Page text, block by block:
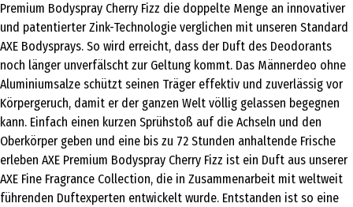
Premium Bodyspray Cherry Fizz die doppelte Menge an innovativer
und patentierter Zink-Technologie verglichen mit unseren Standard
AXE Bodysprays. So wird erreicht, dass der Duft des Deodorants
noch länger unverfälscht zur Geltung kommt. Das Männerdeo ohne
Aluminiumsalze schützt seinen Träger effektiv und zuverlässig vor
Körpergeruch, damit er der ganzen Welt völlig gelassen begegnen
kann. Einfach einen kurzen Sprühstoß auf die Achseln und den
Oberkörper geben und eine bis zu 72 Stunden anhaltende Frische
erleben AXE Premium Bodyspray Cherry Fizz ist ein Duft aus unserer
AXE Fine Fragrance Collection, die in Zusammenarbeit mit weltweit
führenden Duftexperten entwickelt wurde. Entstanden ist so eine